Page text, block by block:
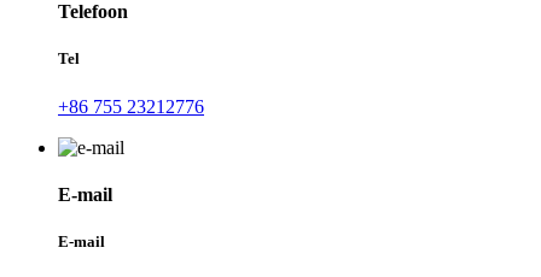
Telefoon
Tel
+86 755 23212776
E-mail
E-mail